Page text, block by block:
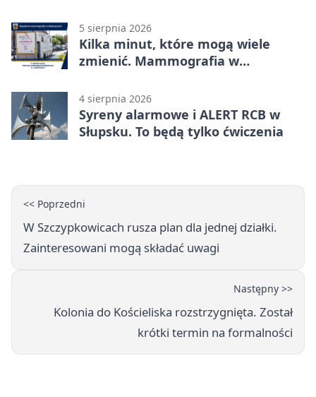
5 sierpnia 2026
Kilka minut, które mogą wiele
zmienić. Mammografia w
4 sierpnia 2026
Syreny alarmowe i ALERT RCB w
Słupsku. To będą tylko ćwiczenia
<< Poprzedni
W Szczypkowicach rusza plan dla jednej działki.
Zainteresowani mogą składać uwagi
Następny >>
Kolonia do Kościeliska rozstrzygnięta. Został
krótki termin na formalności